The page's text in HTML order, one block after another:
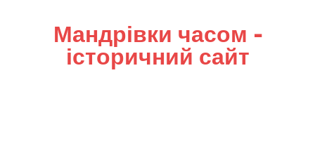
Мандрівки часом –
історичний сайт